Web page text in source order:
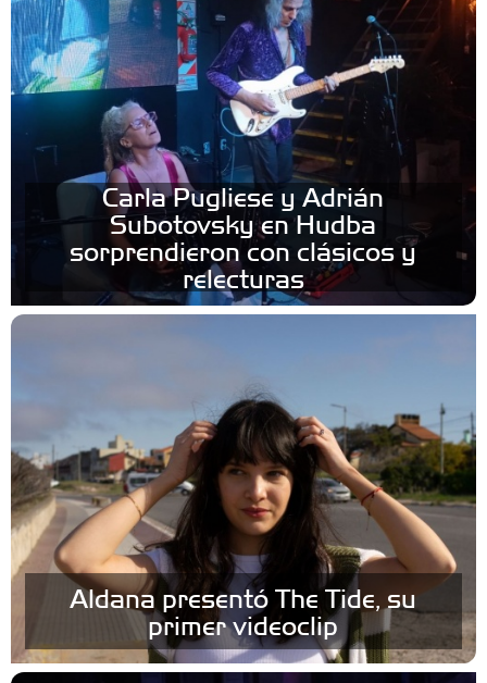
Carla Pugliese y Adrián
Subotovsky en Hudba
sorprendieron con clásicos y
relecturas
Aldana presentó The Tide, su
primer videoclip